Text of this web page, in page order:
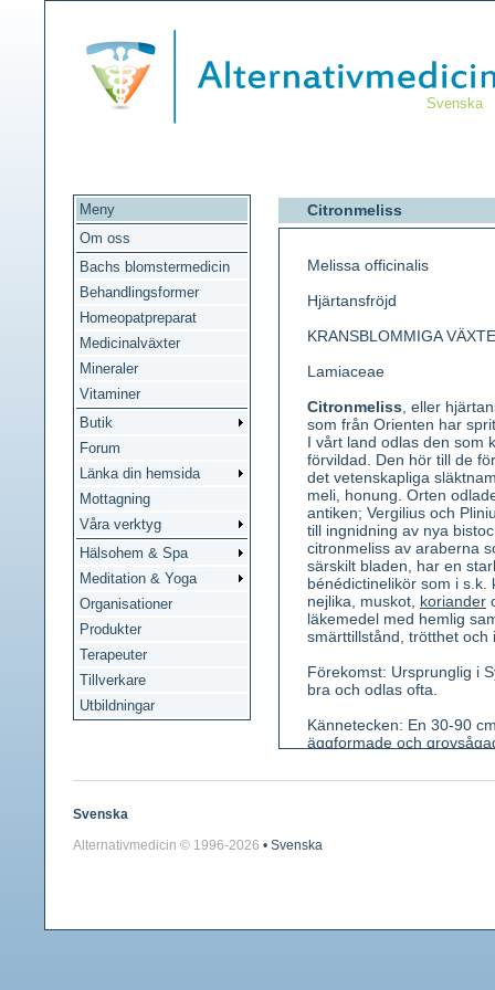
Svenska
Meny
Om oss
Bachs blomstermedicin
Behandlingsformer
Homeopatpreparat
Medicinalväxter
Mineraler
Vitaminer
Butik
Forum
Länka din hemsida
Mottagning
Våra verktyg
Hälsohem & Spa
Meditation & Yoga
Organisationer
Produkter
Terapeuter
Tillverkare
Utbildningar
Citronmeliss
Melissa officinalis
Hjärtansfröjd
KRANSBLOMMIGA
Lamiaceae
Citronmeliss , eller
som från Orienten har
I vårt land odlas den som
förvildad. Den hör till de
det vetenskapliga
meli, honung. Orten
antiken; Vergilius och
till ingnidning av nya
citronmeliss av araberna
särskilt bladen, har en
bénédictinelikör som i
nejlika, muskot, koriander
läkemedel med hemlig
smärttillstånd, trötthet
Förekomst: Ursprunglig i
bra och odlas ofta.
Kännetecken: En 30-90
äggformade och
underläpp, 4 ståndare.
Svenska
Alternativmedicin © 1996-2026 • Svenska